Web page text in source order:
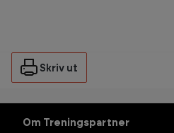
Skriv ut
Om Treningspartner